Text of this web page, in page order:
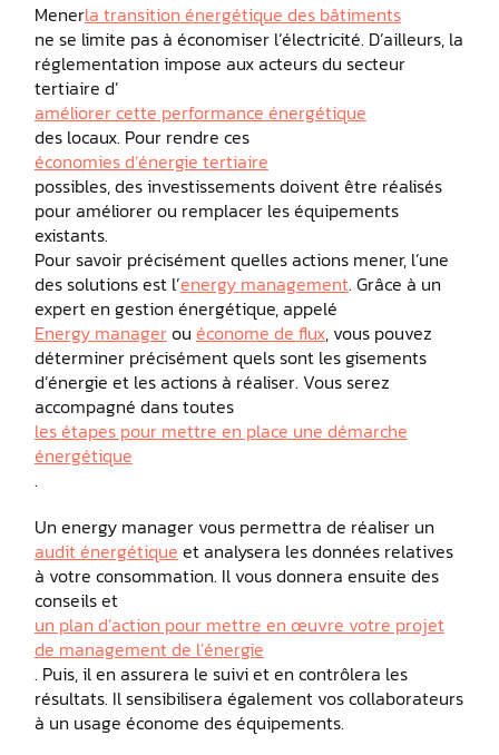
Menerla transition énergétique des bâtiments
ne se limite pas à économiser l’électricité. D’ailleurs, la
réglementation impose aux acteurs du secteur
tertiaire d’
améliorer cette performance énergétique
des locaux. Pour rendre ces
économies d’énergie tertiaire
possibles, des investissements doivent être réalisés
pour améliorer ou remplacer les équipements
existants.
Pour savoir précisément quelles actions mener, l’une
des solutions est l’energy management. Grâce à un
expert en gestion énergétique, appelé
Energy managerou économe de flux, vous pouvez
déterminer précisément quels sont les gisements
d’énergie et les actions à réaliser. Vous serez
accompagné dans toutes
les étapes pour mettre en place une démarche
énergétique
.
Un energy manager vous permettra de réaliser un
audit énergétique et analysera les données relatives
à votre consommation. Il vous donnera ensuite des
conseils et
un plan d’action pour mettre en œuvre votre projet
de management de l’énergie
. Puis, il en assurera le suivi et en contrôlera les
résultats. Il sensibilisera également vos collaborateurs
à un usage économe des équipements.